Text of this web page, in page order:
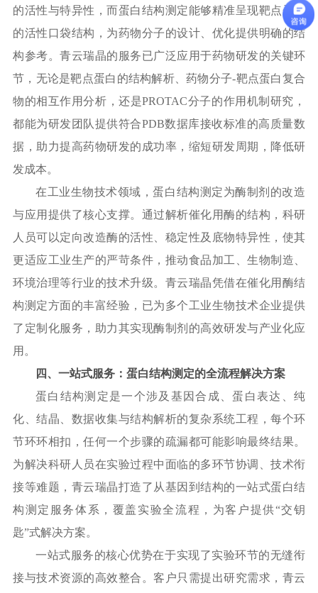
的活性与特异性，而蛋白结构测定能够精准呈现靶点蛋白
的活性口袋结构，为药物分子的设计、优化提供明确的结
构参考。青云瑞晶的服务已广泛应用于药物研发的关键环
节，无论是靶点蛋白的结构解析、药物分子-靶点蛋白复合
物的相互作用分析，还是PROTAC分子的作用机制研究，
都能为研发团队提供符合PDB数据库接收标准的高质量数
据，助力提高药物研发的成功率，缩短研发周期，降低研
发成本。
在工业生物技术领域，蛋白结构测定为酶制剂的改造
与应用提供了核心支撑。通过解析催化用酶的结构，科研
人员可以定向改造酶的活性、稳定性及底物特异性，使其
更适应工业生产的严苛条件，推动食品加工、生物制造、
环境治理等行业的技术升级。青云瑞晶凭借在催化用酶结
构测定方面的丰富经验，已为多个工业生物技术企业提供
了定制化服务，助力其实现酶制剂的高效研发与产业化应
用。
四、一站式服务：蛋白结构测定的全流程解决方案
蛋白结构测定是一个涉及基因合成、蛋白表达、纯
化、结晶、数据收集与结构解析的复杂系统工程，每个环
节环环相扣，任何一个步骤的疏漏都可能影响最终结果。
为解决科研人员在实验过程中面临的多环节协调、技术衔
接等难题，青云瑞晶打造了从基因到结构的一站式蛋白结
构测定服务体系，覆盖实验全流程，为客户提供“交钥
匙”式解决方案。
一站式服务的核心优势在于实现了实验环节的无缝衔
接与技术资源的高效整合。客户只需提出研究需求，青云